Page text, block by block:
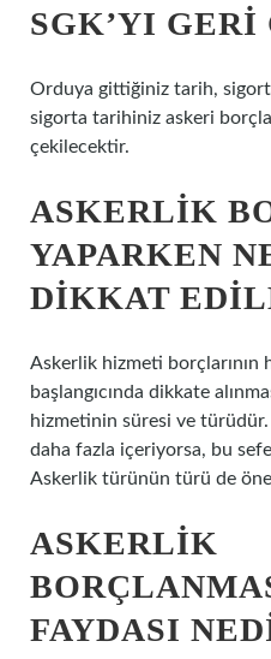
SGK’YI
Orduya gittiğiniz tarih,
sigorta tarihiniz askeri
çekilecektir.
ASKERLIK
YAPARKEN
DIKKAT
Askerlik hizmeti borçlarının
başlangıcında dikkate
hizmetinin süresi ve
daha fazla içeriyorsa, bu
Askerlik türünün türü de
ASKERLIK
FAYDASI